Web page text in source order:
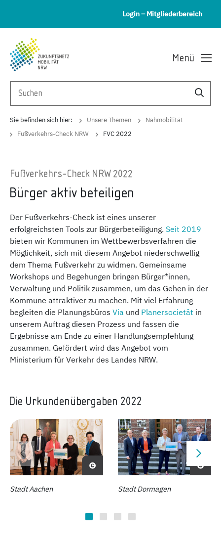
Login – Mitgliederbereich
Menü
Sie befinden sich hier: Unsere Themen
Nahmobilität
Fußverkehrs-Check NRW
FVC 2022
Fußverkehrs-Check NRW 2022
Bürger aktiv beteiligen
Der Fußverkehrs-Check ist eines unserer
erfolgreichsten Tools zur Bürgerbeteiligung.Seit 2019
bieten wir Kommunen im Wettbewerbsverfahren die
Möglichkeit, sich mit diesem Angebot niederschwellig
dem Thema Fußverkehr zu widmen. Gemeinsame
Workshops und Begehungen bringen Bürger*innen,
Verwaltung und Politik zusammen, um das Gehen in der
Kommune attraktiver zu machen. Mit viel Erfahrung
begleiten die PlanungsbürosVia und Planersocietät in
unserem Auftrag diesen Prozess und fassen die
Ergebnisse am Ende zu einer Handlungsempfehlung
zusammen. Gefördert wird das Angebot vom
Ministerium für Verkehr des Landes NRW.
Die Urkundenübergaben 2022
Stadt Aachen Stadt Dormagen